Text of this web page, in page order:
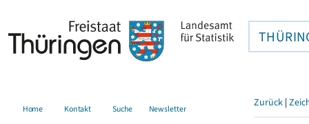
Home Kontakt Suche Newsletter Zurück |